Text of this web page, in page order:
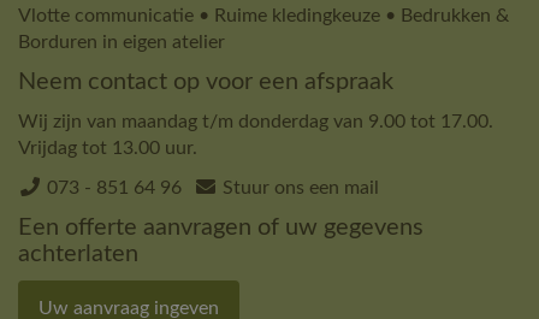
Vlotte communicatie • Ruime kledingkeuze • Bedrukken &
Borduren in eigen atelier
Neem contact op voor een afspraak
Wij zijn van maandag t/m donderdag van 9.00 tot 17.00.
Vrijdag tot 13.00 uur.
073 - 851 64 96 Stuur ons een mail
Een offerte aanvragen of uw gegevens
achterlaten
Uw aanvraag ingeven